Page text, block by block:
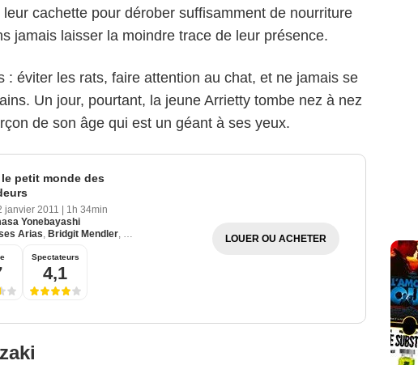
cachette pour dérober suffisamment de nourriture
jamais laisser la moindre trace de leur présence.
: éviter les rats, faire attention au chat, et ne jamais se
Un jour, pourtant, la jeune Arrietty tombe nez à nez
de son âge qui est un géant à ses yeux.
petit monde des
janvier 2011
1h 34min
Yonebayashi
Arias, Bridgit Mendler, David Henrie
Spectateurs
4,1
LOUER OU ACHETER